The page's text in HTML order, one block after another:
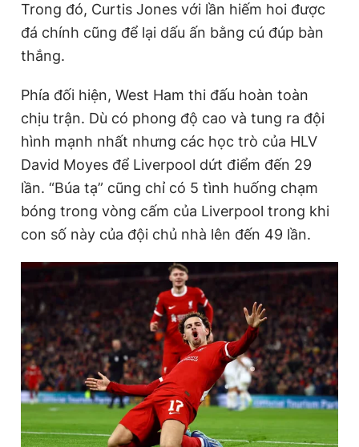
Hotline
0906 645 777
Liên hệ quảng cáo
0908 780 404
Đặt báo Quảng cáo RSS Tòa soạn Chính sách bảo
Tổng biên tập: Nguyễn Ngọc Toàn
Phó tổng biên tập thường trực: Hải Thành
Phó tổng biên tập: Trần Việt Hưng
Tổng thư ký tòa soạn: Đức Trung
Giấy phép xuất bản số 110/GP - BTTTT cấp ngày 24.3.2020
© 2003-2026 Bản quyền thuộc về Báo Thanh Niên. Cấm sao
chép dưới mọi hình thức nếu không có sự chấp thuận bằng văn
bản. Phát triển bởi ePi Technologies, JSC.
Trong đó, Curtis Jones với lần hiếm hoi được
đá chính cũng để lại dấu ấn bằng cú đúp bàn
thắng.
Phía đối hiện, West Ham thi đấu hoàn toàn
chịu trận. Dù có phong độ cao và tung ra đội
hình mạnh nhất nhưng các học trò của HLV
David Moyes để Liverpool dứt điểm đến 29
lần. “Búa tạ” cũng chỉ có 5 tình huống chạm
bóng trong vòng cấm của Liverpool trong khi
con số này của đội chủ nhà lên đến 49 lần.